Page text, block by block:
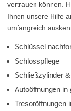
vertrauen können.
Ihnen unsere Hilfe
umfangreich
Schlüssel
Schlosspflege
Schließzylinder
Autoöffnungen in
Tresoröffnungen